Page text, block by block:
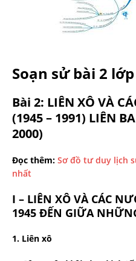
Soạn sử bài 2
Bài 2: LIÊN XÔ VÀ
(1945 – 1991) LIÊN
2000)
Đọc thêm: Sơ đồ tư duy lịch
nhất
I – LIÊN XÔ VÀ CÁC
1945 ĐẾN GIỮA
1. Liên xô